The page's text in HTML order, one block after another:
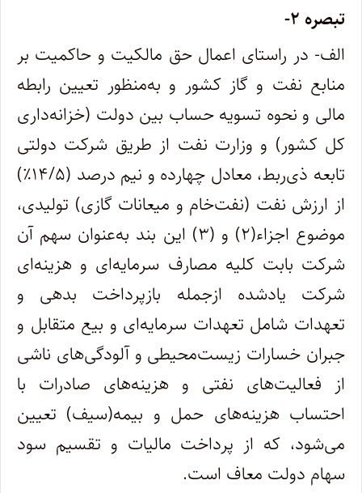
تبصره ۲-
الف- در راستای اعمال حق مالکیت و حاکمیت بر
منابع نفت و گاز کشور و به‌‌منظور تعیین رابطه
مالی و نحوه تسویه حساب بین دولت (خزانه‌داری
کل کشور) و وزارت نفت از طریق شرکت دولتی
تابعه ذی‌ربط، معادل چهارده و نیم درصد (۱۴/۵٪)
از ارزش نفت (نفت‌خام و میعانات گازی) تولیدی،
موضوع اجزاء(۲) و (۳) این بند به‌‌عنوان سهم آن
شرکت بابت کلیه مصارف سرمایه‌ای و هزینه‌ای
شرکت‌ یادشده ازجمله بازپرداخت بدهی و
تعهدات شامل تعهدات سرمایه‌ای و بیع متقابل و
جبران خسارات زیست‌محیطی و آلودگی‌های ناشی
از فعالیت‌های نفتی و هزینه‌های صادرات با
احتساب هزینه‌های حمل و بیمه(‌سیف) تعیین
می‌شود، که از پرداخت مالیات و تقسیم سود
سهام دولت معاف است.